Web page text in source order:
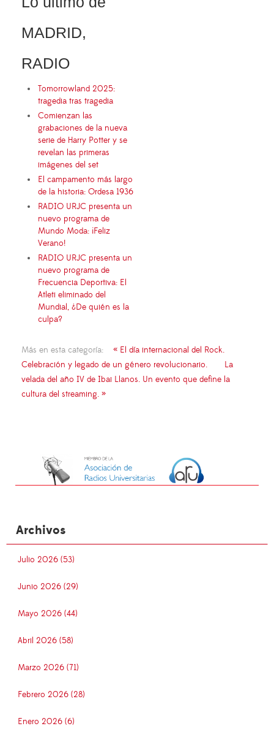
MADRID,
RADIO
Tomorrowland 2025:
tragedia tras tragedia
Comienzan las
grabaciones de la nueva
serie de Harry Potter y se
revelan las primeras
imágenes del set
El campamento más largo
de la historia: Ordesa 1936
RADIO URJC presenta un
nuevo programa de
Mundo Moda: ¡Feliz
Verano!
RADIO URJC presenta un
nuevo programa de
Frecuencia Deportiva: El
Atleti eliminado del
Mundial, ¿De quién es la
culpa?
Más en esta categoría:
« El día internacional del Rock.
Celebración y legado de un género revolucionario.
La
velada del año IV de Ibai Llanos. Un evento que define la
cultura del streaming. »
Archivos
Julio 2026 (53)
Junio 2026 (29)
Mayo 2026 (44)
Abril 2026 (58)
Marzo 2026 (71)
Febrero 2026 (28)
Enero 2026 (6)